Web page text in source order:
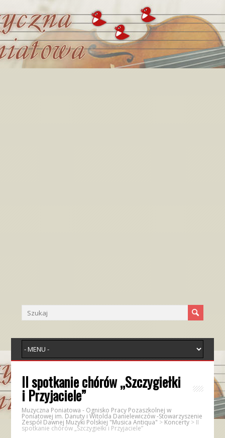
II spotkanie chórów „Szczygiełki
i Przyjaciele”
Muzyczna Poniatowa - Ognisko Pracy Pozaszkolnej w
Poniatowej im. Danuty i Witolda Danielewiczów -Stowarzyszenie
Zespół Dawnej Muzyki Polskiej "Musica Antiqua" > Koncerty> II
spotkanie chórów „Szczygiełki i Przyjaciele”